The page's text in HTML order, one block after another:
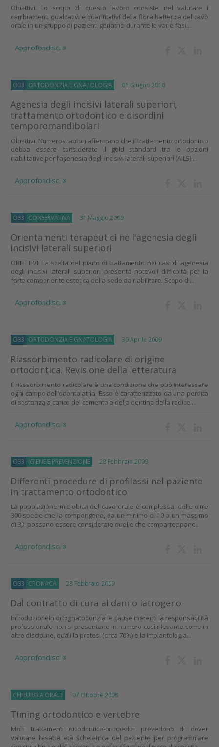
Obiettivi. Lo scopo di questo lavoro consiste nel valutare i
cambiamenti qualitativi e quantitativi della flora batterica del cavo
orale in un gruppo di pazienti geriatrici durante le varie fasi...
Approfondisci
O33 ORTODONZIA E GNATOLOGIA 01 Giugno 2010
Agenesia degli incisivi laterali superiori,
trattamento ortodontico e disordini
temporomandibolari
Obiettivi. Numerosi autori affermano che il trattamento ortodontico
debba essere considerato il gold standard tra le opzioni
riabilitative per l’agenesia degli incisivi laterali superiori (AILS)....
Approfondisci
O33 CONSERVATIVA 31 Maggio 2009
Orientamenti terapeutici nell'agenesia degli
incisivi laterali superiori
OBIETTIVI. La scelta del piano di trattamento nei casi di agenesia
degli incisivi laterali superiori presenta notevoli difficoltà per la
forte componente estetica della sede da riabilitare. Scopo di...
Approfondisci
O33 ORTODONZIA E GNATOLOGIA 30 Aprile 2009
Riassorbimento radicolare di origine
ortodontica. Revisione della letteratura
Il riassorbimento radicolare è una condizione che può interessare
ogni campo dell’odontoiatria. Esso è caratterizzato da una perdita
di sostanza a carico del cemento e della dentina della radice...
Approfondisci
O33 IGIENE E PREVENZIONE 28 Febbraio 2009
Differenti procedure di profilassi nel paziente
in trattamento ortodontico
La popolazione microbica del cavo orale è complessa, delle oltre
300 specie che la compongono, da un minimo di 10 a un massimo
di 30, possano essere considerate quelle che compartecipano...
Approfondisci
O33 CRONACA 28 Febbraio 2009
Dal contratto di cura al danno iatrogeno
IntroduzioneIn ortognatodonzia le cause inerenti la responsabilità
professionale non si presentano in numero così rilevante come in
altre discipline, quali la protesi (circa 70%) e la implantologia...
Approfondisci
CHIRURGIA ORALE 07 Ottobre 2008
Timing ortodontico e vertebre
Molti trattamenti ortodontico-ortopedici prevedono di dover
valutare l’esatta età scheletrica del paziente per programmare